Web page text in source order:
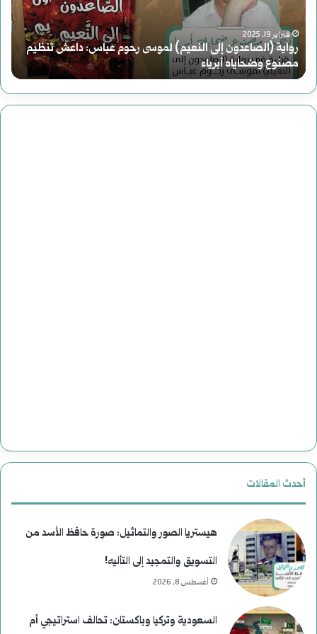
النعيم)
لموسى
رحوم
عباس:
فبراير 19, 2025
رواية (الصاعدون إلى النعيم) لموسى رحوم عباس: داعش تنظيم
مصنوع وضحاياه أبرياء
أحدث المقالات
هيستريا الصور والتماثيل: صورة حافظ الأسد من
التسويق والتمجيد إلى التأليه!
أغسطس 8, 2026
السعودية وتركيا وباكستان: تحالف استراتيجي أم